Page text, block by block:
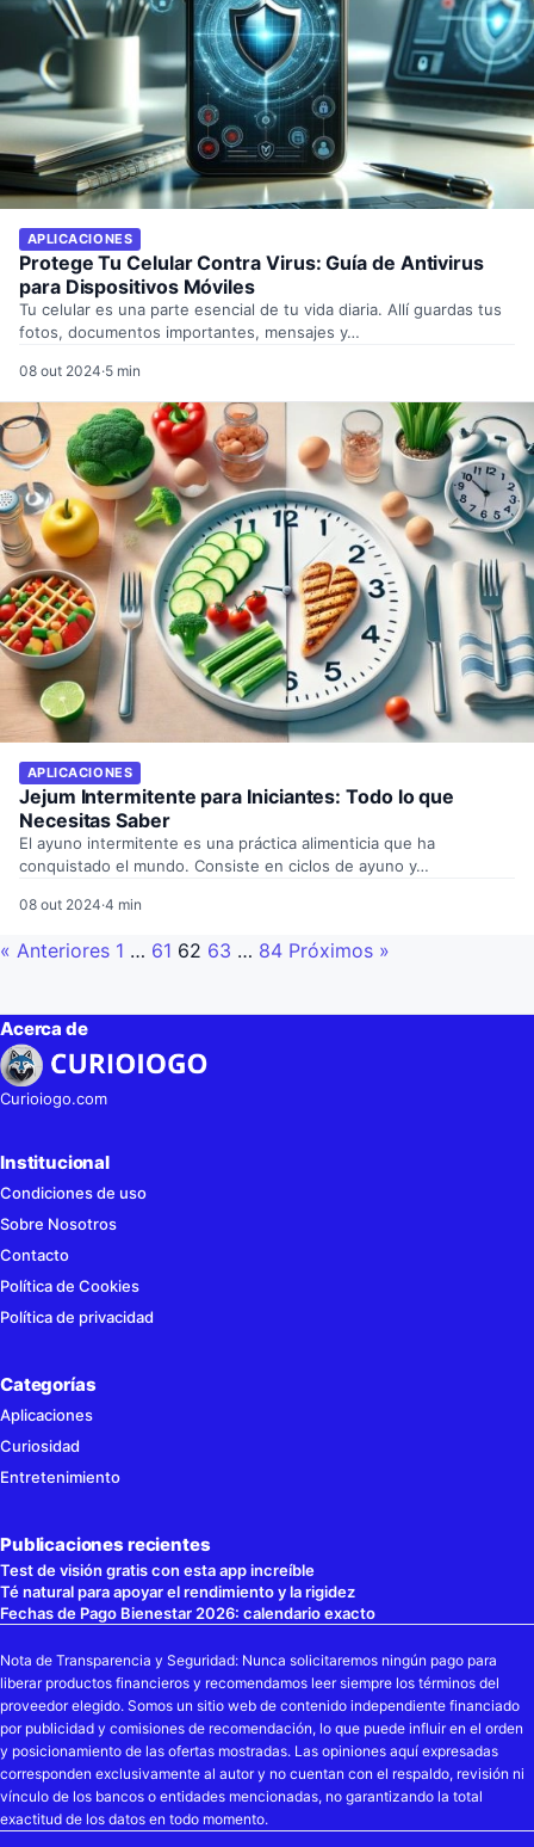
APLICACIONES
Protege Tu Celular Contra Virus: Guía de Antivirus
para Dispositivos Móviles
Tu celular es una parte esencial de tu vida diaria. Allí guardas tus
fotos, documentos importantes, mensajes y…
08 out 2024·5 min
APLICACIONES
Jejum Intermitente para Iniciantes: Todo lo que
Necesitas Saber
El ayuno intermitente es una práctica alimenticia que ha
conquistado el mundo. Consiste en ciclos de ayuno y…
08 out 2024·4 min
« Anteriores 1 … 61 62 63 … 84 Próximos »
Acerca de
Curioiogo.com
Institucional
Condiciones de uso
Sobre Nosotros
Contacto
Política de Cookies
Política de privacidad
Categorías
Aplicaciones
Curiosidad
Entretenimiento
Publicaciones recientes
Test de visión gratis con esta app increíble
Té natural para apoyar el rendimiento y la rigidez
Fechas de Pago Bienestar 2026: calendario exacto
Nota de Transparencia y Seguridad: Nunca solicitaremos ningún pago para
liberar productos financieros y recomendamos leer siempre los términos del
proveedor elegido. Somos un sitio web de contenido independiente financiado
por publicidad y comisiones de recomendación, lo que puede influir en el orden
y posicionamiento de las ofertas mostradas. Las opiniones aquí expresadas
corresponden exclusivamente al autor y no cuentan con el respaldo, revisión ni
vínculo de los bancos o entidades mencionadas, no garantizando la total
exactitud de los datos en todo momento.